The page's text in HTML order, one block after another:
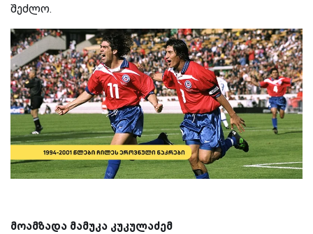
შეძლო.
მოამზადა მამუკა კუკულაძემ